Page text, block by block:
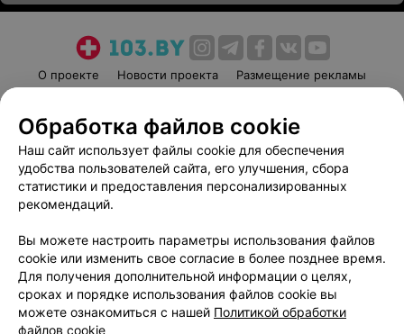
О проекте Новости проекта
Размещение рекламы
Пользовательское соглашение
Способы оплаты
Вакансии
Партнеры
Написать руководителю 103.by
Обработка персональных данных
Обработка файлов cookie
Наш сайт использует файлы cookie для обеспечения
удобства пользователей сайта, его улучшения, сбора
статистики и предоставления персонализированных
рекомендаций.
Вы можете настроить параметры использования файлов
cookie или изменить свое согласие в более позднее время.
Для получения дополнительной информации о целях,
сроках и порядке использования файлов cookie вы
можете ознакомиться с нашей Политикой обработки
файлов cookie